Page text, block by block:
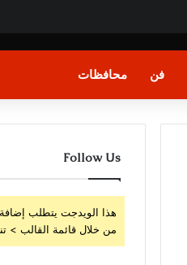
فن محافظات
Follow Us
هذا الويدجت يتطلب إضافة
من خلال قائمة القالب >